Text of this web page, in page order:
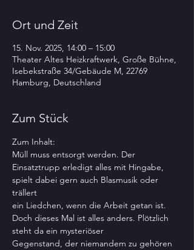
Ort und Zeit
15. Nov. 2025, 14:00 – 15:00
Theater Altes Heizkraftwerk, Große Bühne,
Isebekstraße 34/Gebäude M, 22769
Hamburg, Deutschland
Zum Stück
Zum Inhalt:
Müll muss entsorgt werden. Der
Einsatztrupp erledigt alles mit Hingabe,
spielt dabei gern auch Blasmusik oder
trällert
ein Liedchen, wenn die Arbeit getan ist.
Doch dieses Mal ist alles anders. Plötzlich
steht da ein mysteriöser
Gegenstand, der niemandem zu gehören